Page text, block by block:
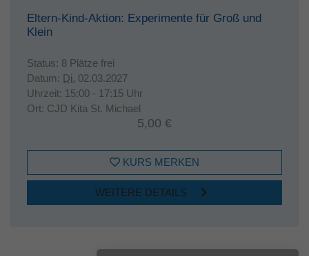
Eltern-Kind-Aktion: Experimente für Groß und
Klein
Status: 8 Plätze frei
Datum: Di. 02.03.2027
Uhrzeit: 15:00 - 17:15 Uhr
Ort: CJD Kita St. Michael
5,00 €
KURS MERKEN
WEITERE DETAILS